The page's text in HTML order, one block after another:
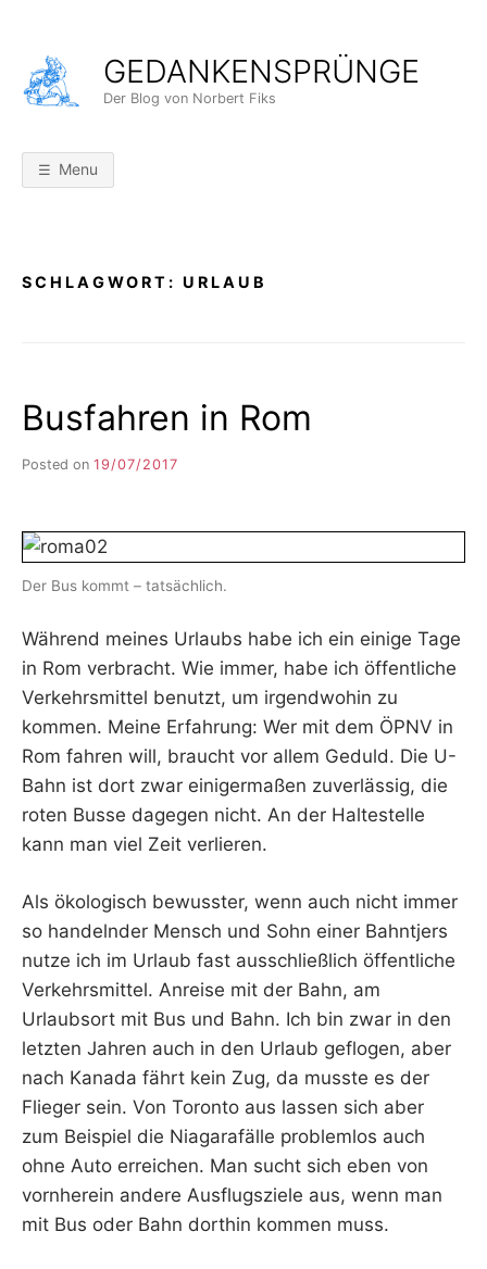
content
GEDANKENSPRÜNGE
Der Blog von Norbert Fiks
Menu
SCHLAGWORT: URLAUB
Busfahren in Rom
Posted on 19/07/2017
I
L
E
R
Der Bus kommt – tatsächlich.
Während meines Urlaubs habe ich ein einige Tage
in Rom verbracht. Wie immer, habe ich öffentliche
Verkehrsmittel benutzt, um irgendwohin zu
kommen. Meine Erfahrung: Wer mit dem ÖPNV in
Rom fahren will, braucht vor allem Geduld. Die U-
Bahn ist dort zwar einigermaßen zuverlässig, die
roten Busse dagegen nicht. An der Haltestelle
kann man viel Zeit verlieren.
Als ökologisch bewusster, wenn auch nicht immer
so handelnder Mensch und Sohn einer Bahntjers
nutze ich im Urlaub fast ausschließlich öffentliche
Verkehrsmittel. Anreise mit der Bahn, am
Urlaubsort mit Bus und Bahn. Ich bin zwar in den
letzten Jahren auch in den Urlaub geflogen, aber
nach Kanada fährt kein Zug, da musste es der
Flieger sein. Von Toronto aus lassen sich aber
zum Beispiel die Niagarafälle problemlos auch
ohne Auto erreichen. Man sucht sich eben von
vornherein andere Ausflugsziele aus, wenn man
mit Bus oder Bahn dorthin kommen muss.